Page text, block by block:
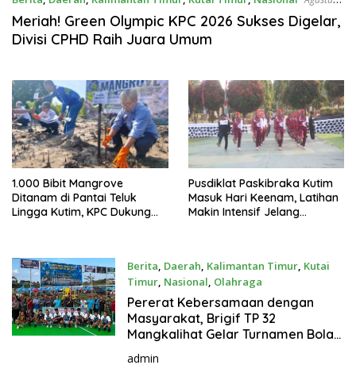
8, 2026
Meriah! Green Olympic KPC 2026 Sukses Digelar,
Divisi CPHD Raih Juara Umum
1.000 Bibit Mangrove
Ditanam di Pantai Teluk
Lingga Kutim, KPC Dukung
Pusdiklat Paskibraka Kutim
Masuk Hari Keenam, Latihan
Makin Intensif Jelang
Berita Daerah Kalimantan Timur, Kutai
Timur, Nasional Olahraga
Agustus 2, 2026
Pererat Kebersamaan dengan
Masyarakat, Brigif TP 32
Mangkalihat Gelar Turnamen Bola
admin